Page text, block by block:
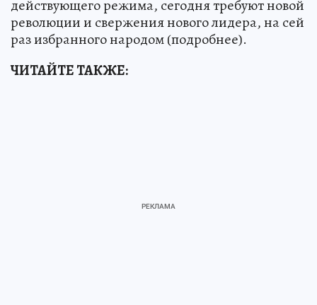
действующего режима, сегодня требуют новой
революции и свержения нового лидера, на сей
раз избранного народом (подробнее).
ЧИТАЙТЕ ТАКЖЕ: